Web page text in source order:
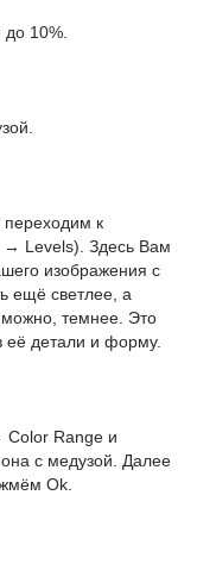
10%.
к
→ Levels). Здесь Вам
изображения с
ещё светлее, а
темнее. Это
её детали и форму.
Range и
с медузой. Далее
Оk.